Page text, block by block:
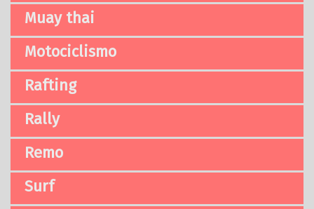
Muay thai
Motociclismo
Rafting
Rally
Remo
Surf